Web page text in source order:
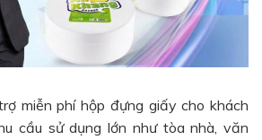
miễn phí hộp đựng giấy cho khách
cầu sử dụng lớn như tòa nhà, văn